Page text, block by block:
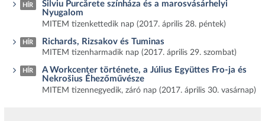
HÍR
Silviu Purcărete színháza és a marosvásárhelyi
Nyugalom
MITEM tizenkettedik nap (2017. április 28. péntek)
HÍR Richards, Rizsakov és Tuminas
MITEM tizenharmadik nap (2017. április 29. szombat)
HÍR
A Workcenter története, a Július Együttes Fro-ja és
Nekrošius Éhezőművésze
MITEM tizennegyedik, záró nap (2017. április 30. vasárnap)